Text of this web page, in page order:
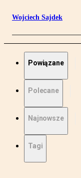
Wojciech Sajdek
Powiązane
Polecane
Najnowsze
Tagi